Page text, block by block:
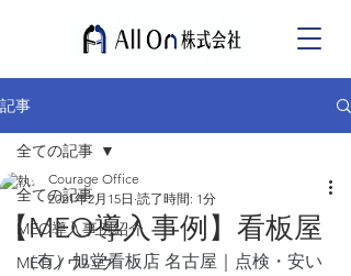
記事
全ての記事
MEO導入事例紹介
MEOノウハウ
全ての記事
【MEO導入事例】看板屋
Courage Office
2021年2月15日 読了時間: 1分
（有）旭堂看板店 名古屋｜点検・安い